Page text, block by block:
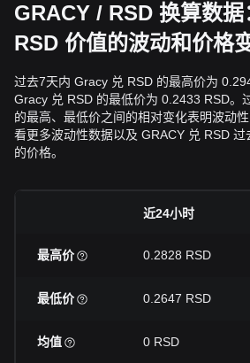
GRACY / RSD 换算数
RSD 价值的波动和价格
过去7天内 Gracy 兑 RSD 的最高价为
Gracy 兑 RSD 的最低价为 0.2433 RSD。
的最高、最低价之间的相对变化表明波动
看更多波动性数据以及 GRACY 兑 RSD
的价格。
近24小时
最高价 0.2828 RSD
最低价 0.2647 RSD
均值 0 RSD